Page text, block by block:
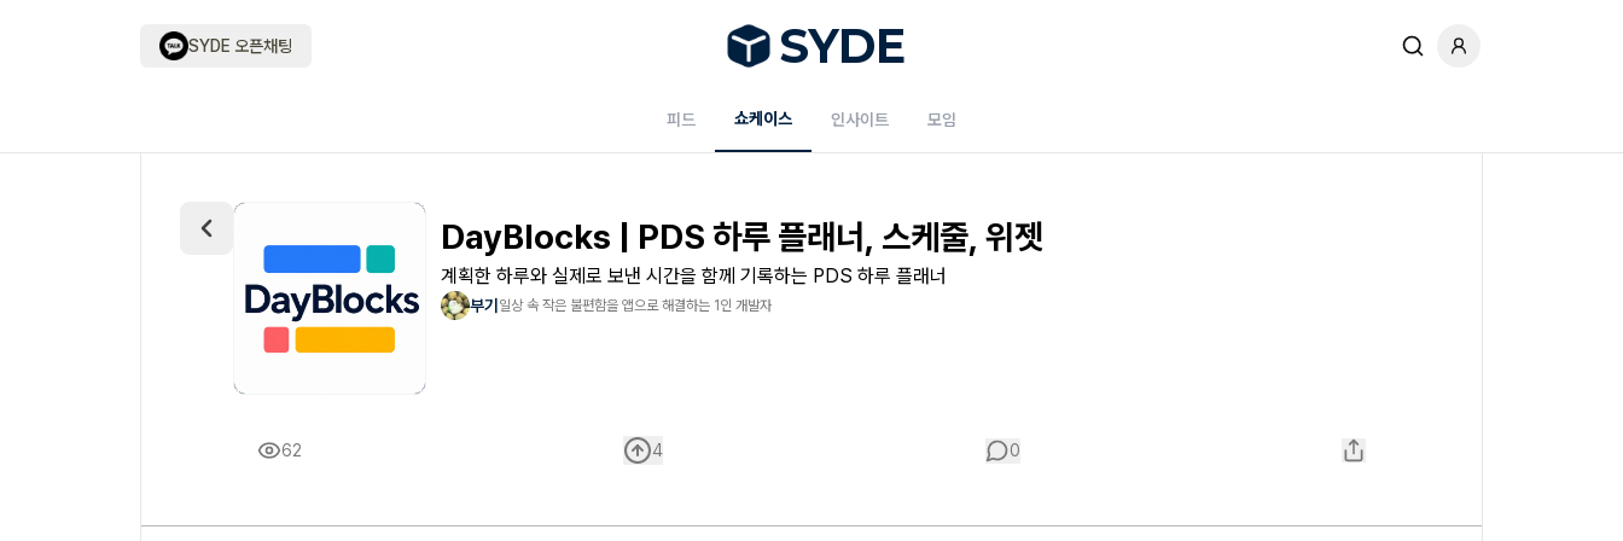
SYDE 오픈채팅 SYDE
피드 쇼케이스 인사이트 모임
DayBlocks | PDS 하루 플래너, 스케줄, 위젯
계획한 하루와 실제로 보낸 시간을 함께 기록하는 PDS 하루 플래너
부기일상 속 작은 불편함을 앱으로 해결하는 1인 개발자
62 4 0